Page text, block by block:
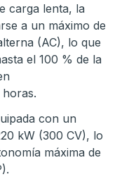
carga lenta, la
a un máximo de
(AC), lo que
el 100 % de la
con un
kW (300 CV), lo
máxima de